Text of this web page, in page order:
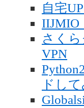
自宅
IIJMIO
さく
VPN
ドし